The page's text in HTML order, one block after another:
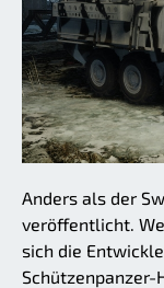
Anders als der
veröffentlicht.
sich die
Schützenpanzer-